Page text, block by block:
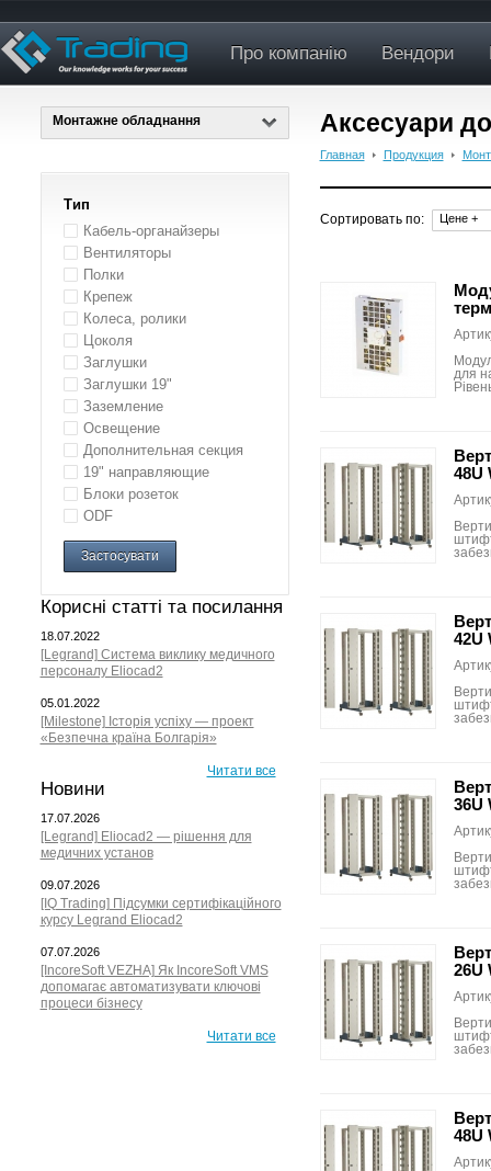
Про компанію Вендори
Монтажне обладнання
Тип
Кабель-органайзеры
Вентиляторы
Полки
Крепеж
Колеса, ролики
Цоколя
Заглушки
Заглушки 19"
Заземление
Освещение
Дополнительная секция
19" направляющие
Блоки розеток
ODF
Застосувати
Корисні статті та посилання
18.07.2022
[Legrand] Система виклику медичного
персоналу Eliocad2
05.01.2022
[Milestone] Історія успіху — проект
«Безпечна країна Болгарія»
Читати все
Новини
17.07.2026
[Legrand] Eliocad2 — рішення для
медичних установ
09.07.2026
[IQ Trading] Підсумки сертифікаційного
курсу Legrand Eliocad2
07.07.2026
[IncoreSoft VEZHA] Як IncoreSoft VMS
допомагає автоматизувати ключові
процеси бізнесу
Читати все
Аксесуари
Главная Продукция
Сортировать по: Цене +
для
48U
42U
36U
26U
48U